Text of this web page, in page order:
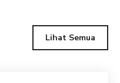
Lihat Semua